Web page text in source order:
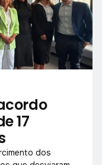
17
dos